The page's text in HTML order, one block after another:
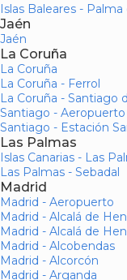
Islas Baleares -
Jaén
Jaén
La Coruña
La Coruña
La Coruña - Ferrol
La Coruña - Santiago
Santiago - Aeropuerto
Santiago - Estación
Las Palmas
Islas Canarias - Las
Las Palmas - Sebadal
Madrid
Madrid - Aeropuerto
Madrid - Alcalá de
Madrid - Alcalá de
Madrid - Alcobendas
Madrid - Alcorcón
Madrid - Arganda